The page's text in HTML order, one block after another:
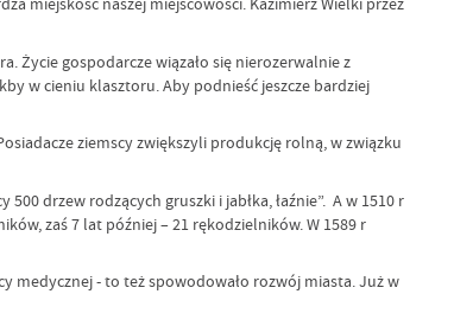
miejskość naszej miejscowości. Kazimierz Wielki przez
Życie gospodarcze wiązało się nierozerwalnie z
w cieniu klasztoru. Aby podnieść jeszcze bardziej
ziemscy zwiększyli produkcję rolną, w związku
drzew rodzących gruszki i jabłka, łaźnie”. A w 1510 r
zaś 7 lat później – 21 rękodzielników. W 1589 r
medycznej - to też spowodowało rozwój miasta. Już w